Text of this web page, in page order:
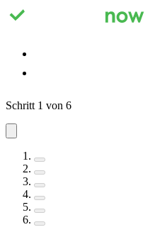
Schritt 1 von 6